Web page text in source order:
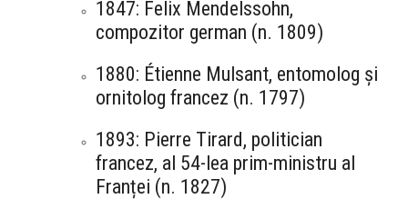
1847: Felix Mendelssohn,
compozitor german (n. 1809)
1880: Étienne Mulsant, entomolog și
ornitolog francez (n. 1797)
1893: Pierre Tirard, politician
francez, al 54-lea prim-ministru al
Franței (n. 1827)